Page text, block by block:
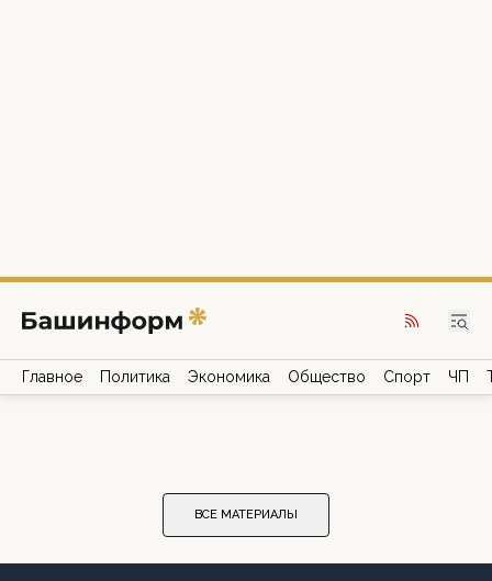
Главное Политика Экономика Общество Спорт ЧП
ВСЕ МАТЕРИАЛЫ